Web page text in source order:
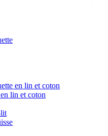
en lin et coton
lin et coton